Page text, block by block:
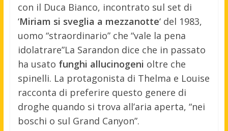
con il Duca Bianco, incontrato sul set di
‘Miriam si sveglia a mezzanotte‘ del 1983,
uomo “straordinario” che “vale la pena
idolatrare”La Sarandon dice che in passato
ha usato funghi allucinogeni oltre che
spinelli. La protagonista di Thelma e Louise
racconta di preferire questo genere di
droghe quando si trova all’aria aperta, “nei
boschi o sul Grand Canyon”.